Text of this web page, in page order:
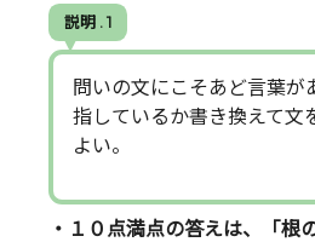
説明 . 1
問いの文にこそあど言葉が
指しているか書き換えて文
よい。
・１０点満点の答えは、「根